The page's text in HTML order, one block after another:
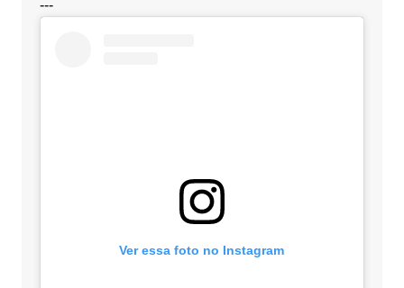
---
Ver essa foto no Instagram